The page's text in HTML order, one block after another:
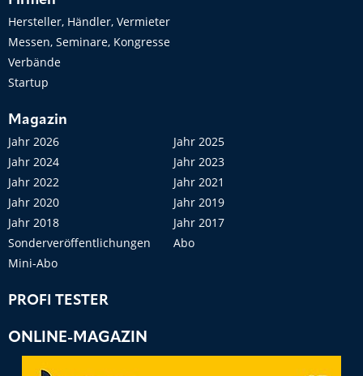
Hersteller, Händler, Vermieter
Messen, Seminare, Kongresse
Verbände
Startup
Magazin
Jahr 2026
Jahr 2025
Jahr 2024
Jahr 2023
Jahr 2022
Jahr 2021
Jahr 2020
Jahr 2019
Jahr 2018
Jahr 2017
Sonderveröffentlichungen
Abo
Mini-Abo
PROFI TESTER
ONLINE-MAGAZIN